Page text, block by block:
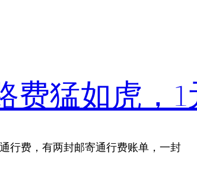
猛如虎，1
行费，有两封邮寄通行费账单，一封